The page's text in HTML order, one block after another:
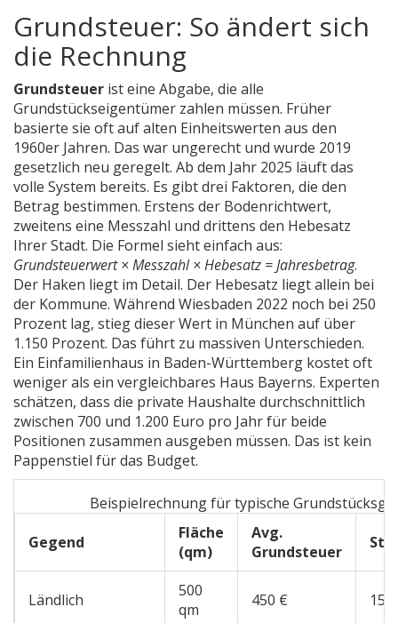
Grundsteuer: So ändert sich
die Rechnung
Grundsteuer isteine Abgabe, die alle
Grundstückseigentümer zahlen müssen. Früher
basierte sie oft auf alten Einheitswerten aus den
1960er Jahren. Das war ungerecht und wurde 2019
gesetzlich neu geregelt. Ab dem Jahr 2025 läuft das
volle System bereits. Es gibt drei Faktoren, die den
Betrag bestimmen. Erstens der Bodenrichtwert,
zweitens eine Messzahl und drittens den Hebesatz
Ihrer Stadt. Die Formel sieht einfach aus:
Grundsteuerwert × Messzahl × Hebesatz = Jahresbetrag.
Der Haken liegt im Detail. Der Hebesatz liegt allein bei
der Kommune. Während Wiesbaden 2022 noch bei 250
Prozent lag, stieg dieser Wert in München auf über
1.150 Prozent. Das führt zu massiven Unterschieden.
Ein Einfamilienhaus in Baden-Württemberg kostet oft
weniger als ein vergleichbares Haus Bayerns. Experten
schätzen, dass die private Haushalte durchschnittlich
zwischen 700 und 1.200 Euro pro Jahr für beide
Positionen zusammen ausgeben müssen. Das ist kein
Pappenstiel für das Budget.
Beispielrechnung für typische
Gegend
Fläche
(qm)
Avg.
Grundsteuer
Ländlich
500
qm
450 € 150